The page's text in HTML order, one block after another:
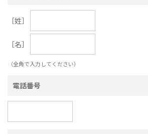
［姓］
［名］
（全角で入力してください）
電話番号